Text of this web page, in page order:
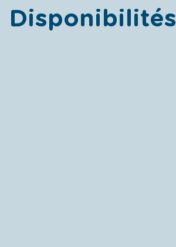
Disponibilités